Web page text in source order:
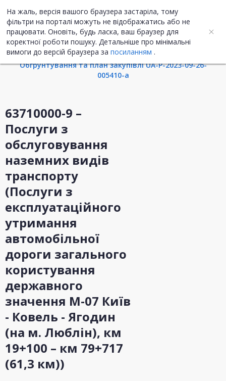
На жаль, версія вашого браузера застаріла, тому
фільтри на порталі можуть не відображатись або не
працювати. Оновіть, будь ласка, ваш браузер для
коректної роботи пошуку. Детальніше про мінімальні
вимоги до версій браузера за посиланням .
UA ENG
Інформація про закупівлю
Обгрунтування та план закупівлі UA-P-2023-09-26-
005410-a
63710000-9 –
Послуги з
обслуговування
наземних видів
транспорту
(Послуги з
експлуатаційного
утримання
автомобільної
дороги загального
користування
державного
значення М-07 Київ
- Ковель - Ягодин
(на м. Люблін), км
19+100 – км 79+717
(61,3 км))